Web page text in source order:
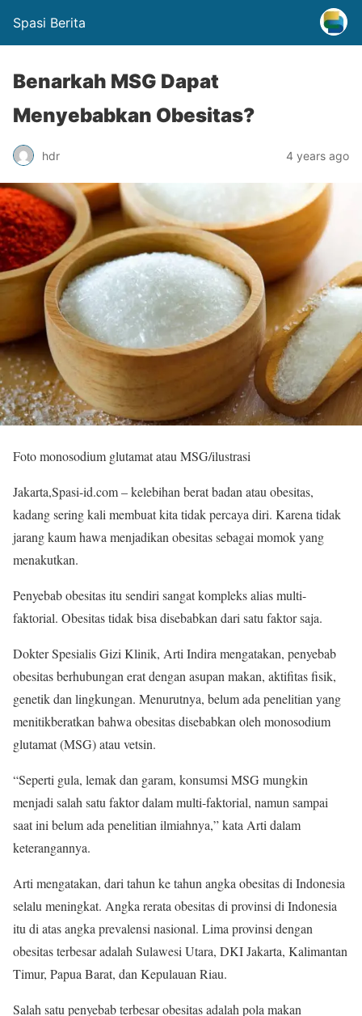
Spasi Berita
Benarkah MSG Dapat
Menyebabkan Obesitas?
hdr 4 years ago
Foto monosodium glutamat atau MSG/ilustrasi
Jakarta,Spasi-id.com – kelebihan berat badan atau obesitas,
kadang sering kali membuat kita tidak percaya diri. Karena tidak
jarang kaum hawa menjadikan obesitas sebagai momok yang
menakutkan.
Penyebab obesitas itu sendiri sangat kompleks alias multi-
faktorial. Obesitas tidak bisa disebabkan dari satu faktor saja.
Dokter Spesialis Gizi Klinik, Arti Indira mengatakan, penyebab
obesitas berhubungan erat dengan asupan makan, aktifitas fisik,
genetik dan lingkungan. Menurutnya, belum ada penelitian yang
menitikberatkan bahwa obesitas disebabkan oleh monosodium
glutamat (MSG) atau vetsin.
“Seperti gula, lemak dan garam, konsumsi MSG mungkin
menjadi salah satu faktor dalam multi-faktorial, namun sampai
saat ini belum ada penelitian ilmiahnya,” kata Arti dalam
keterangannya.
Arti mengatakan, dari tahun ke tahun angka obesitas di Indonesia
selalu meningkat. Angka rerata obesitas di provinsi di Indonesia
itu di atas angka prevalensi nasional. Lima provinsi dengan
obesitas terbesar adalah Sulawesi Utara, DKI Jakarta, Kalimantan
Timur, Papua Barat, dan Kepulauan Riau.
Salah satu penyebab terbesar obesitas adalah pola makan